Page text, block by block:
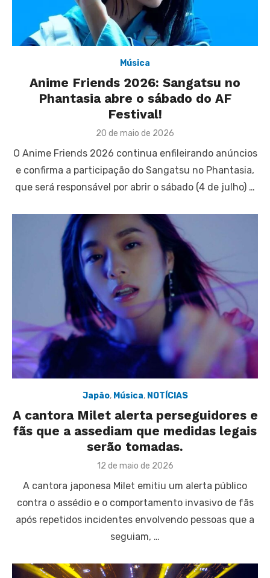
Música
Anime Friends 2026: Sangatsu no
Phantasia abre o sábado do AF
Festival!
Posted
20 de maio de 2026
O Anime Friends 2026 continua enfileirando anúncios
e confirma a participação do Sangatsu no Phantasia,
que será responsável por abrir o sábado (4 de julho) …
Japão, Música, NOTÍCIAS
A cantora Milet alerta perseguidores e
fãs que a assediam que medidas legais
serão tomadas.
Posted
12 de maio de 2026
A cantora japonesa Milet emitiu um alerta público
contra o assédio e o comportamento invasivo de fãs
após repetidos incidentes envolvendo pessoas que a
seguiam, …